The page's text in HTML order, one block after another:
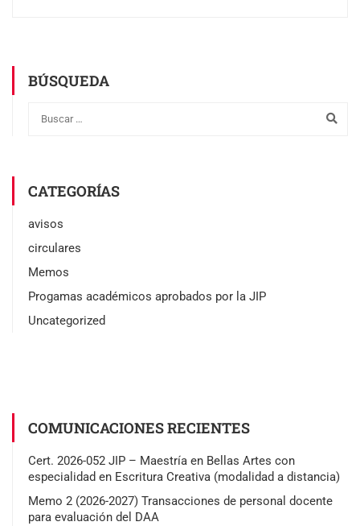
BÚSQUEDA
CATEGORÍAS
avisos
circulares
Memos
Progamas académicos aprobados por la JIP
Uncategorized
COMUNICACIONES RECIENTES
Cert. 2026-052 JIP – Maestría en Bellas Artes con
especialidad en Escritura Creativa (modalidad a distancia)
Memo 2 (2026-2027) Transacciones de personal docente
para evaluación del DAA